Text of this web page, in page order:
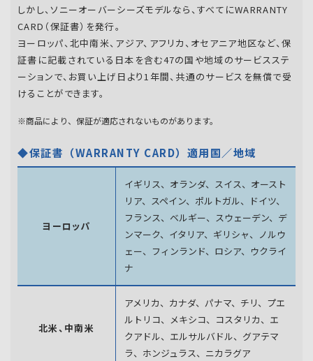
しかし、ソニーオーバーシーズモデルなら、すべてにWARRANTY
CARD（保証書）を発行。
ヨーロッパ、北中南米、アジア、アフリカ、オセアニア地区など、保
証書に記載されている日本を含む47の国や地域のサービスステ
ーションで、お買い上げ日より1年間、共通のサービスを無償で受
けることができます。
※商品により、保証が適応されないものがあります。
◆保証書（WARRANTY CARD）適用国／地域
ヨーロッパ
イギリス、オランダ、スイス、オースト
リア、スペイン、 ポルトガル、ドイツ、
フランス、ベルギー、スウェーデン、 デ
ンマーク、イタリア、ギリシャ、ノルウ
ェー、フィンランド、 ロシア、ウクライ
ナ
北米、中南米
アメリカ、カナダ、パナマ、チリ、プエ
ルトリコ、メキシコ、 コスタリカ、エ
クアドル、エルサルバドル、グアテマ
ラ、 ホンジュラス、ニカラグア